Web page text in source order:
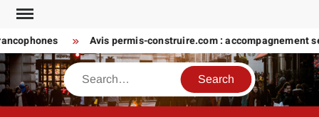
Skip
content
Avis permis-construire.com : accompagnement
Search